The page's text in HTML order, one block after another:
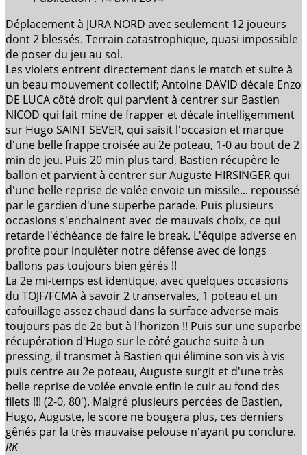
Déplacement à JURA NORD avec seulement 12 joueurs
dont 2 blessés. Terrain catastrophique, quasi impossible
de poser du jeu au sol.
Les violets entrent directement dans le match et suite à
un beau mouvement collectif; Antoine DAVID décale Enzo
DE LUCA côté droit qui parvient à centrer sur Bastien
NICOD qui fait mine de frapper et décale intelligemment
sur Hugo SAINT SEVER, qui saisit l'occasion et marque
d'une belle frappe croisée au 2e poteau, 1-0 au bout de 2
min de jeu. Puis 20 min plus tard, Bastien récupère le
ballon et parvient à centrer sur Auguste HIRSINGER qui
d'une belle reprise de volée envoie un missile... repoussé
par le gardien d'une superbe parade. Puis plusieurs
occasions s'enchainent avec de mauvais choix, ce qui
retarde l'échéance de faire le break. L'équipe adverse en
profite pour inquiéter notre défense avec de longs
ballons pas toujours bien gérés !!
La 2e mi-temps est identique, avec quelques occasions
du TOJF/FCMA à savoir 2 transervales, 1 poteau et un
cafouillage assez chaud dans la surface adverse mais
toujours pas de 2e but à l'horizon !! Puis sur une superbe
récupération d'Hugo sur le côté gauche suite à un
pressing, il transmet à Bastien qui élimine son vis à vis
puis centre au 2e poteau, Auguste surgit et d'une très
belle reprise de volée envoie enfin le cuir au fond des
filets !!! (2-0, 80'). Malgré plusieurs percées de Bastien,
Hugo, Auguste, le score ne bougera plus, ces derniers
gênés par la très mauvaise pelouse n'ayant pu conclure.
RK